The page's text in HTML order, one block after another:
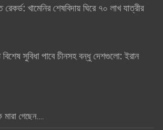
খামেনির শেষবিদায় ঘিরে ৭০ লাখ যাত্রীর
সুবিধা পাবে চীনসহ বন্ধু দেশগুলো: ইরান
গেছেন….